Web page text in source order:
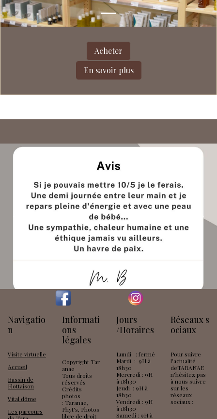
Acheter
En savoir plus
Next
Navigatio
n
Visite virtuelle
Accueil
Bassin de
Flottaison
Vital dôme
Les parcours
Informati
ons
légales
Copyright Tar
anae
Tous droits
réservés
Crédits
photos
: Taranae,
Phyt's, Photos
libre de droit
Jours
/Horaires
Lundi : fermé
Mardi : 9H à
18h30
Mercredi : 9H
à 18h30
Jeudi : 9H à
18h30
Vendredi : 9H
à 18h30
Samedi : 9H à
Réseaux s
ociaux
Pour suivre
l'actualité
deTARANAE
n'hésitez pas
à nous suivre
sur les
réseaux
sociaux :